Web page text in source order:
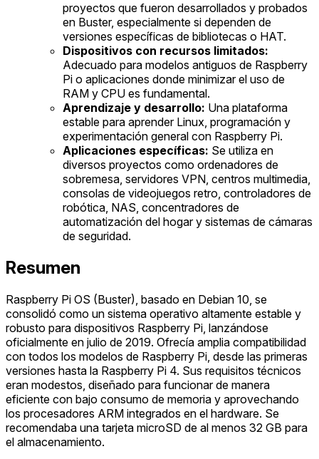
proyectos que fueron desarrollados y probados
en Buster, especialmente si dependen de
versiones específicas de bibliotecas o HAT.
Dispositivos con recursos limitados:
Adecuado para modelos antiguos de Raspberry
Pi o aplicaciones donde minimizar el uso de
RAM y CPU es fundamental.
Aprendizaje y desarrollo: Una plataforma
estable para aprender Linux, programación y
experimentación general con Raspberry Pi.
Aplicaciones específicas: Se utiliza en
diversos proyectos como ordenadores de
sobremesa, servidores VPN, centros multimedia,
consolas de videojuegos retro, controladores de
robótica, NAS, concentradores de
automatización del hogar y sistemas de cámaras
de seguridad.
Resumen
Raspberry Pi OS (Buster), basado en Debian 10, se
consolidó como un sistema operativo altamente estable y
robusto para dispositivos Raspberry Pi, lanzándose
oficialmente en julio de 2019. Ofrecía amplia compatibilidad
con todos los modelos de Raspberry Pi, desde las primeras
versiones hasta la Raspberry Pi 4. Sus requisitos técnicos
eran modestos, diseñado para funcionar de manera
eficiente con bajo consumo de memoria y aprovechando
los procesadores ARM integrados en el hardware. Se
recomendaba una tarjeta microSD de al menos 32 GB para
el almacenamiento.